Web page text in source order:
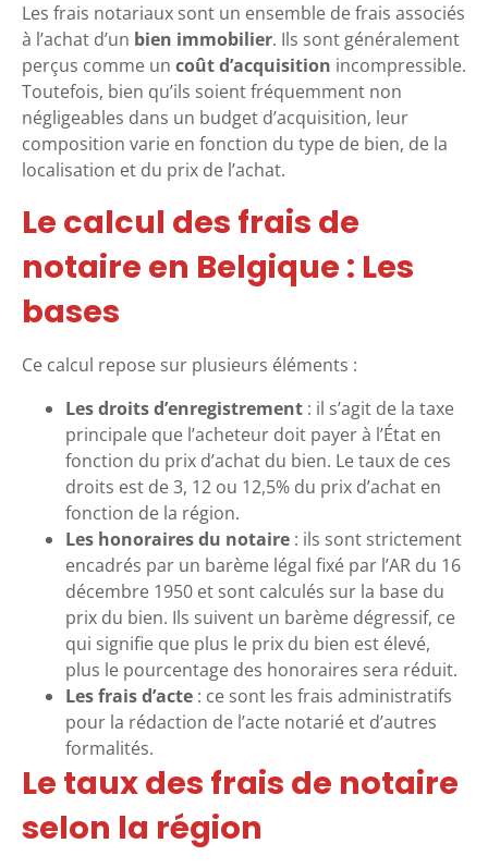
Les frais notariaux sont un ensemble de frais associés
à l’achat d’un bien immobilier. Ils sont généralement
perçus comme un coût d’acquisition incompressible.
Toutefois, bien qu’ils soient fréquemment non
négligeables dans un budget d’acquisition, leur
composition varie en fonction du type de bien, de la
localisation et du prix de l’achat.
Le calcul des frais de
notaire en Belgique : Les
bases
Ce calcul repose sur plusieurs éléments :
Les droits d’enregistrement : il s’agit de la taxe
principale que l’acheteur doit payer à l’État en
fonction du prix d’achat du bien. Le taux de ces
droits est de 3, 12 ou 12,5% du prix d’achat en
fonction de la région.
Les honoraires du notaire : ils sont strictement
encadrés par un barème légal fixé par l’AR du 16
décembre 1950 et sont calculés sur la base du
prix du bien. Ils suivent un barème dégressif, ce
qui signifie que plus le prix du bien est élevé,
plus le pourcentage des honoraires sera réduit.
Les frais d’acte : ce sont les frais administratifs
pour la rédaction de l’acte notarié et d’autres
formalités.
Le taux des frais de notaire
selon la région